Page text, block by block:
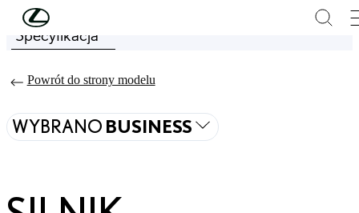
Skip to Main Content
Price is updated The price of your configuration is 261 900 zł
Specyfikacja
Powrót do strony modelu
WYBRANO BUSINESS